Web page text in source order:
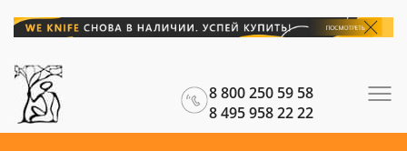
8 800 250 59 58
8 495 958 22 22